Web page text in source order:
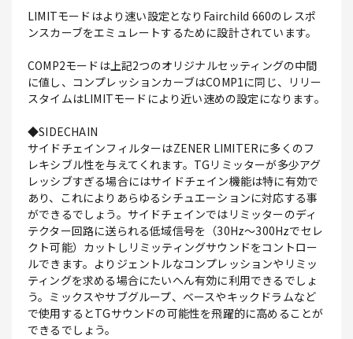
LIMITモードはより速い設定となりFairchild 660のレスポ
ンスカーブをエミュレートするために設計されています。
COMP2モードは上記2つのオリジナルセッティングの中間
に値し、コンプレッションカーブはCOMP1に同じ、リリー
スタイムはLIMITモードにより近い速めの設定になります。
◆SIDECHAIN
サイドチェインフィルターはZENER LIMITERに多くのフ
レキシブル性を与えてくれます。TGリミッターが多少アグ
レッシブすぎる場合にはサイドチェイン機能は特に有効で
あり、これによりあらゆるシチュエーションに対応する事
ができるでしょう。サイドチェインではリミッターのディ
テクター回路に送られる低域信号を（30Hz～300Hzでセレ
クト可能）カットしリミッティングサウンドをコントロー
ルできます。よりジェントルなコンプレッションやリミッ
ティングを求める場合にたいへん有効に利用できるでしょ
う。ミックスやサブグループ、ベースやキックドラムなど
で使用するとTGサウンドの可能性を飛躍的に高めることが
できるでしょう。